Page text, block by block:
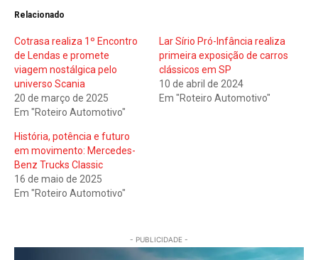
Relacionado
Cotrasa realiza 1º Encontro
de Lendas e promete
viagem nostálgica pelo
universo Scania
20 de março de 2025
Em "Roteiro Automotivo"
Lar Sírio Pró-Infância realiza
primeira exposição de carros
clássicos em SP
10 de abril de 2024
Em "Roteiro Automotivo"
História, potência e futuro
em movimento: Mercedes-
Benz Trucks Classic
16 de maio de 2025
Em "Roteiro Automotivo"
- PUBLICIDADE -